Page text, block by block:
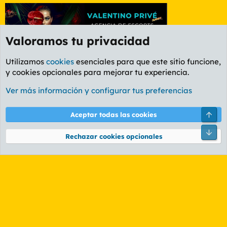
Foro General
Cookies
PL OLDSTYLE AMARILLO
Términos y reglas Política de privacidad Ayuda
Community platform by XenForo® © 2010-2026 XenForo Ltd.
Valoramos tu privacidad
Utilizamos cookies esenciales para que este sitio funcione,
y cookies opcionales para mejorar tu experiencia.
Ver más información y configurar tus preferencias
Aceptar todas las cookies
Rechazar cookies opcionales
Pie